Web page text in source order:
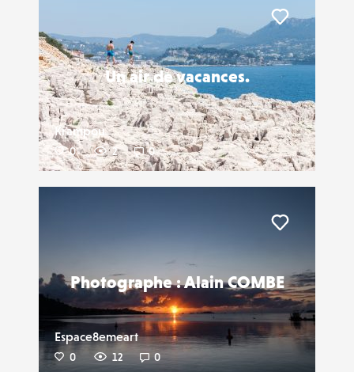
Un air de vacances.
Krampou
0 2 0
Photographe : Alain COMBE
Espace8emeart
0 12 0